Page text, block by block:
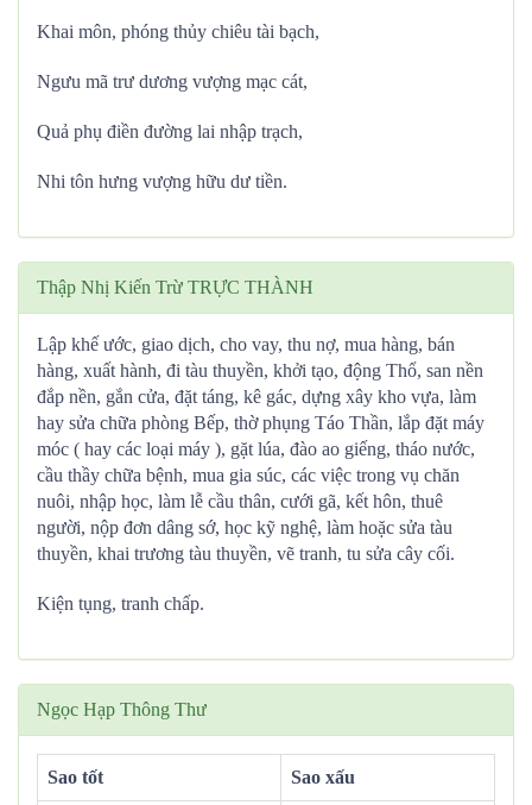
Khai môn, phóng thủy chiêu tài bạch,
Ngưu mã trư dương vượng mạc cát,
Quả phụ điền đường lai nhập trạch,
Nhi tôn hưng vượng hữu dư tiền.
Thập Nhị Kiến Trừ TRỰC THÀNH
Lập khế ước, giao dịch, cho vay, thu nợ, mua hàng, bán
hàng, xuất hành, đi tàu thuyền, khởi tạo, động Thổ, san nền
đắp nền, gắn cửa, đặt táng, kê gác, dựng xây kho vựa, làm
hay sửa chữa phòng Bếp, thờ phụng Táo Thần, lắp đặt máy
móc ( hay các loại máy ), gặt lúa, đào ao giếng, tháo nước,
cầu thầy chữa bệnh, mua gia súc, các việc trong vụ chăn
nuôi, nhập học, làm lễ cầu thân, cưới gã, kết hôn, thuê
người, nộp đơn dâng sớ, học kỹ nghệ, làm hoặc sửa tàu
thuyền, khai trương tàu thuyền, vẽ tranh, tu sửa cây cối.
Kiện tụng, tranh chấp.
Ngọc Hạp Thông Thư
Sao tốt Sao xấu